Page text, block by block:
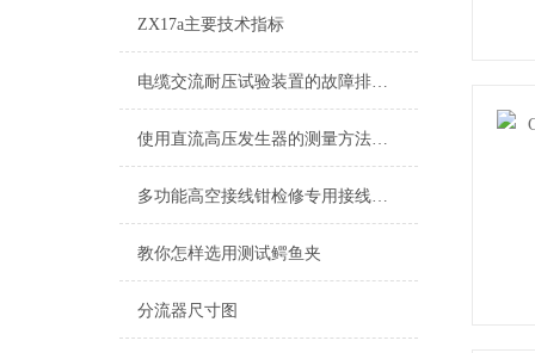
ZX17a主要技术指标
电缆交流耐压试验装置的故障排除与维修
使用直流高压发生器的测量方法有哪几种
多功能高空接线钳检修专用接线工具
教你怎样选用测试鳄鱼夹
分流器尺寸图